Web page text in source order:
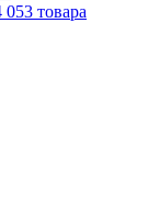
053 товара